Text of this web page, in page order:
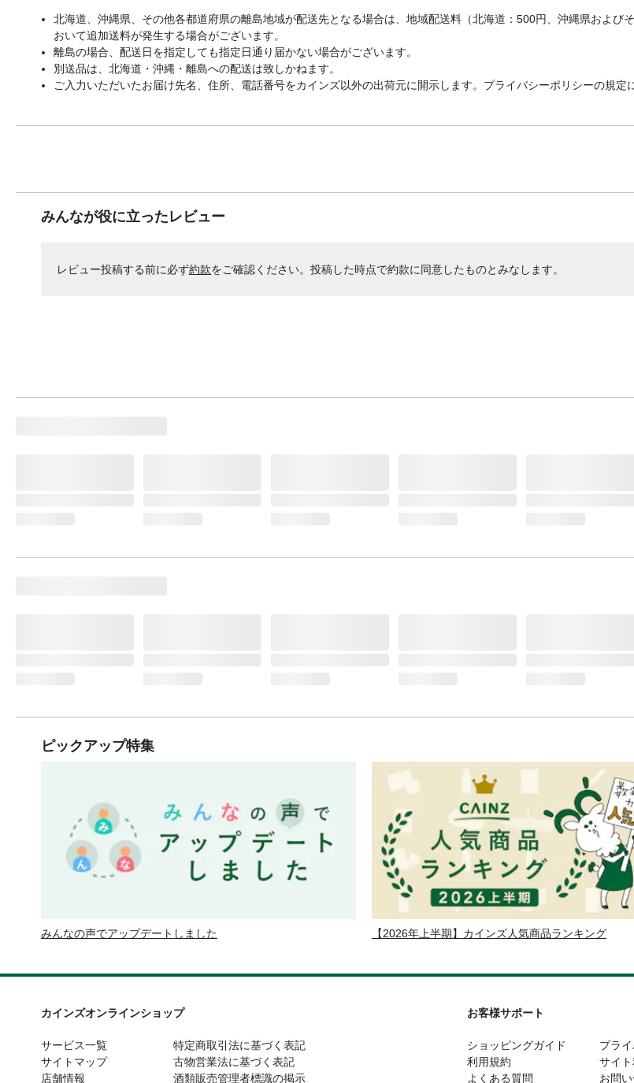
北海道、沖縄県、その他各都道府県の離島地域が配送先となる場合は、地域配送料（北海道：500円、沖縄県およ
おいて追加送料が発生する場合がございます。
離島の場合、配送日を指定しても指定日通り届かない場合がございます。
別送品は、北海道・沖縄・離島への配送は致しかねます。
ご入力いただいたお届け先名、住所、電話番号をカインズ以外の出荷元に開示します。プライバシーポリシーの規定
みんなが役に立ったレビュー
レビュー投稿する前に必ず約款をご確認ください。投稿した時点で約款に同意したものとみなします。
ピックアップ特集
みんなの声でアップデートしました 【2026年上半期】カインズ人気商品ランキング
カインズオンラインショップ
サービス一覧
サイトマップ
店舗情報
特定商取引法に基づく表記
古物営業法に基づく表記
酒類販売管理者標識の掲示
お客様サポート
ショッピングガイド
利用規約
よくある質問
プラ
サイ
お問